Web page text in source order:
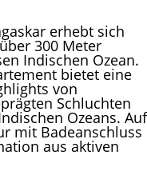
erhebt sich
300 Meter
Indischen Ozean.
bietet eine
von
Schluchten
Ozeans. Auf
mit Badeanschluss
aus aktiven